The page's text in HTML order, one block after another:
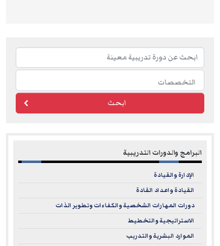
www.hrci.org
ابحث
البرامج والدورات التدريبية
الإدارة والقيادة
القيادة واعداد القادة
دورات المهارات الشخصية والكفاءات وتطوير الذات
الاستراتيجية والتخطيط
الموارد البشرية والتدريب